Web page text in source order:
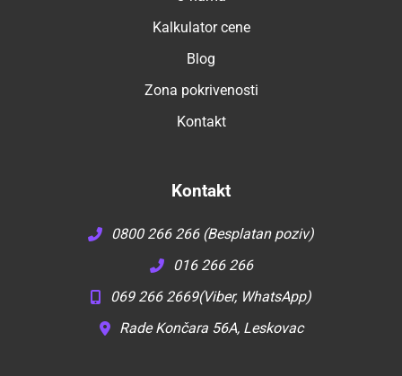
Kalkulator cene
Blog
Zona pokrivenosti
Kontakt
Kontakt
0800 266 266 (Besplatan poziv)
016 266 266
069 266 2669(Viber, WhatsApp)
Rade Končara 56A, Leskovac